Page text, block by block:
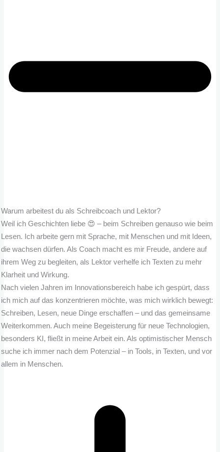
Warum arbeitest du als Schreibcoach und Lektor?
Weil ich Geschichten liebe 😍 – beim Schreiben genauso wie beim
Lesen. Ich arbeite gern mit Sprache, mit Menschen und mit Ideen,
die wachsen dürfen. Als Coach macht es mir Freude, andere auf
ihrem Weg zu begleiten, als Lektor verhelfe ich Texten zu mehr
Klarheit und Wirkung.
Nach vielen Jahren im Innovationsbereich habe ich gespürt, dass
ich mich auf das konzentrieren möchte, was mich wirklich bewegt:
Schreiben, Lesen, neue Dinge erschaffen – und das gemeinsame
Weiterkommen. Auch meine Begeisterung für neue Technologien,
besonders KI, fließt in meine Arbeit ein. Als optimistischer Mensch
suche ich immer nach dem Potenzial – in Tools, in Texten, und vor
allem in Menschen.